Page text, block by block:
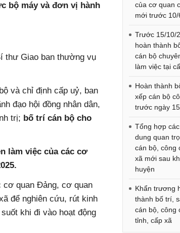
bộ máy và đơn vị hành
thư Giao ban thường vụ
và chỉ định cấp uỷ, ban
đạo hội đồng nhân dân,
trị; bố trí cán bộ cho
làm việc của các cơ
cơ quan Đảng, cơ quan
để nghiên cứu, rút kinh
khi đi vào hoạt động
của cơ quan
mới trước 10/
Trước 15/10/
hoàn thành
cán bộ
làm việc tại
Hoàn thành
xếp cán bộ
trước ngày
Tổng hợp
dung quan
cán bộ, công
xã mới sau
huyện
Khẩn trương
thành bố trí,
cán bộ, công
tỉnh, cấp xã